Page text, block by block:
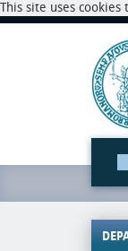
This site uses